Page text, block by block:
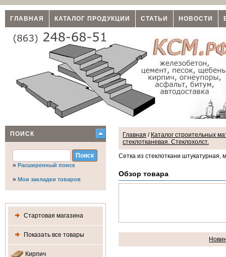
ГЛАВНАЯ КАТАЛОГ ПРОДУКЦИИ СТАТЬИ НОВОСТИ
ПОИСК
» Расширенный поиск
» Мои закладки товаров
Стартовая магазина
Показать все товары
Кирпич
Главная / Каталог строительных
стеклотканевая. Стеклохолст.
Сетка из стеклоткани штукатурная,
Обзор товара